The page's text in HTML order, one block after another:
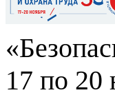
17 по 20